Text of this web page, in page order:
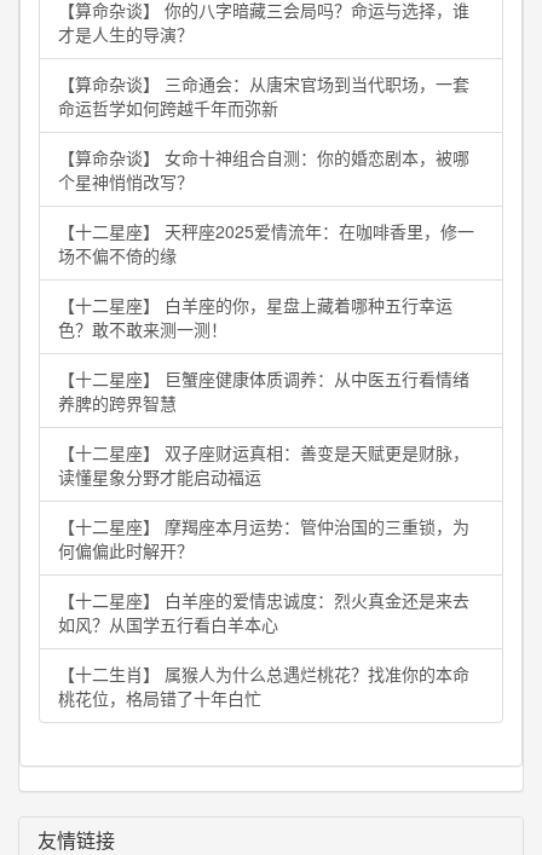
【算命杂谈】 你的八字暗藏三会局吗？命运与选择，谁
才是人生的导演？
【算命杂谈】 三命通会：从唐宋官场到当代职场，一套
命运哲学如何跨越千年而弥新
【算命杂谈】 女命十神组合自测：你的婚恋剧本，被哪
个星神悄悄改写？
【十二星座】 天秤座2025爱情流年：在咖啡香里，修一
场不偏不倚的缘
【十二星座】 白羊座的你，星盘上藏着哪种五行幸运
色？敢不敢来测一测！
【十二星座】 巨蟹座健康体质调养：从中医五行看情绪
养脾的跨界智慧
【十二星座】 双子座财运真相：善变是天赋更是财脉，
读懂星象分野才能启动福运
【十二星座】 摩羯座本月运势：管仲治国的三重锁，为
何偏偏此时解开？
【十二星座】 白羊座的爱情忠诚度：烈火真金还是来去
如风？从国学五行看白羊本心
【十二生肖】 属猴人为什么总遇烂桃花？找准你的本命
桃花位，格局错了十年白忙
友情链接